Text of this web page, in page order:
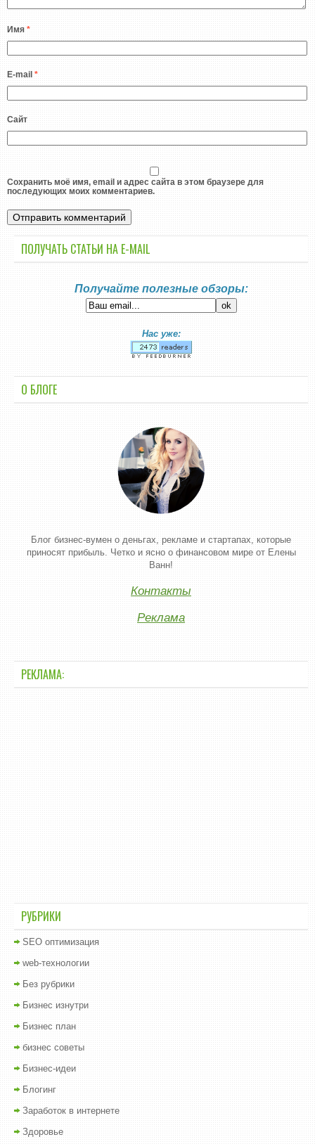
Имя *
E-mail *
Сайт
Сохранить моё имя, email и адрес сайта в этом браузере для
последующих моих комментариев.
ПОЛУЧАТЬ СТАТЬИ НА E-MАIL
Получайте полезные обзоры:
Нас уже:
О БЛОГЕ
Блог бизнес-вумен о деньгах, рекламе и стартапах, которые
приносят прибыль. Четко и ясно о финансовом мире от Елены
Ванн!
Контакты
Реклама
РЕКЛАМА:
РУБРИКИ
SEO оптимизация
web-технологии
Без рубрики
Бизнес изнутри
Бизнес план
бизнес советы
Бизнес-идеи
Блогинг
Заработок в интернете
Здоровье